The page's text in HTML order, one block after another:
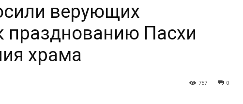
верующих
празднованию Пасхи
храма
0
757